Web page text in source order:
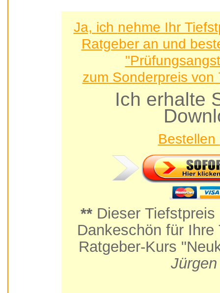
Ja, ich nehme Ihr Tiefstpreis-Angebot für dieses
Ratgeber
zum Sonderpreis
Ich erhalte
**Dieser Tiefstpreis
Dankeschön für Ihre Teilnahme am Praxis-
Ratgeber-Kurs